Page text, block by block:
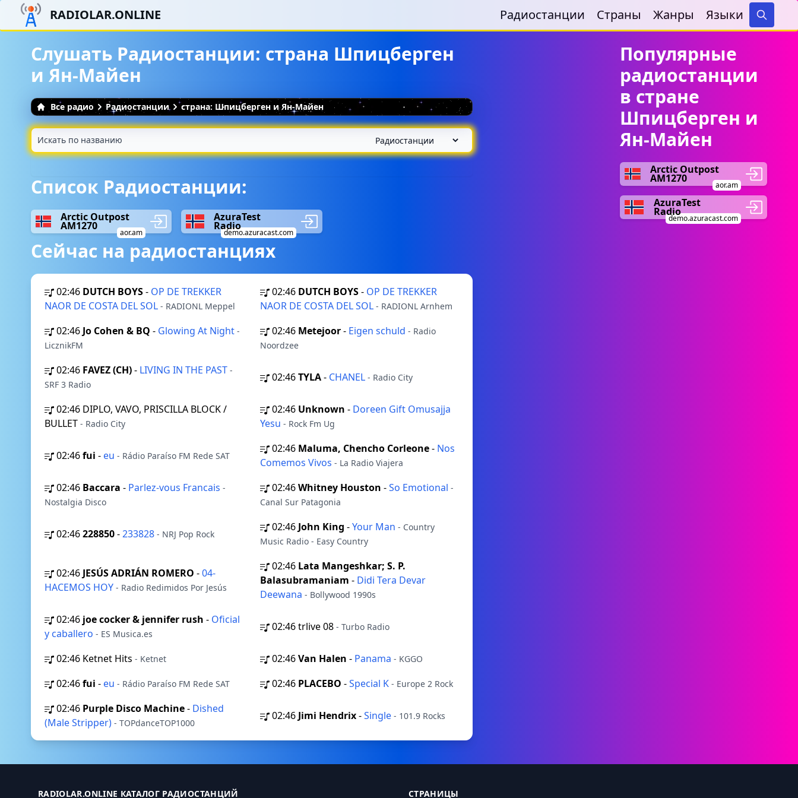
RADIOLAR.ONLINE Радиостанции Страны Жанры Языки
Search
Слушать Радиостанции: страна Шпицберген
и Ян-Майен
Все радио Радиостанции страна: Шпицберген и Ян-Майен
Список Радиостанции:
Arctic Outpost
AM1270
aor.am
AzuraTest
Radio
demo.azuracast.com
Сейчас на радиостанциях
02:46 DUTCH BOYS- OP DE TREKKER
NAOR DE COSTA DEL SOL - RADIONL Meppel
02:46 DUTCH BOYS- OP DE TREKKER
NAOR DE COSTA DEL SOL - RADIONL Arnhem
02:46 Jo Cohen & BQ - Glowing At Night -
LicznikFM
02:46 Metejoor- Eigen schuld - Radio
Noordzee
02:46 FAVEZ (CH)- LIVING IN THE PAST -
SRF 3 Radio
02:46TYLA- CHANEL - Radio City
02:46 DIPLO, VAVO, PRISCILLA BLOCK /
BULLET - Radio City
02:46 Unknown - Doreen Gift Omusajja
Yesu - Rock Fm Ug
02:46fui - eu - Rádio Paraíso FM Rede SAT
02:46 Maluma, Chencho Corleone- Nos
Comemos Vivos - La Radio Viajera
02:46 Baccara - Parlez-vous Francais -
Nostalgia Disco
02:46Whitney Houston -So Emotional -
Canal Sur Patagonia
02:46228850-233828 - NRJ Pop Rock
02:46 John King -Your Man - Country
Music Radio - Easy Country
02:46 JESÚS ADRIÁN ROMERO -04-
HACEMOS HOY - Radio Redimidos Por Jesús
02:46 Lata Mangeshkar; S. P.
Balasubramaniam - Didi Tera Devar
Deewana - Bollywood 1990s
02:46 joe cocker & jennifer rush - Oficial
y caballero - ES Musica.es
02:46trlive 08 - Turbo Radio
02:46 Ketnet Hits - Ketnet 02:46Van Halen - Panama - KGGO
02:46fui - eu - Rádio Paraíso FM Rede SAT 02:46 PLACEBO -Special K - Europe 2 Rock
02:46 Purple Disco Machine- Dished
(Male Stripper) - TOPdanceTOP1000
02:46 Jimi Hendrix-Single - 101.9 Rocks
Популярные
радиостанции
в стране
Шпицберген и
Ян-Майен
Arctic Outpost
AM1270
aor.am
AzuraTest
Radio
demo.azuracast.com
RADIOLAR.ONLINE КАТАЛОГ РАДИОСТАНЦИЙ СТРАНИЦЫ